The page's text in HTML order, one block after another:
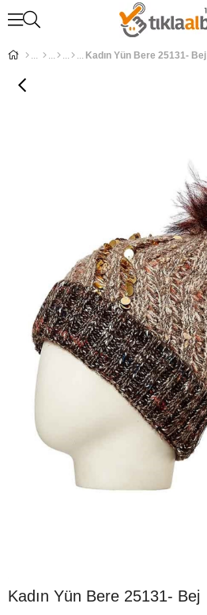
Kadın Yün Bere 25131- Bej
Kadın Yün Bere 25131- Bej